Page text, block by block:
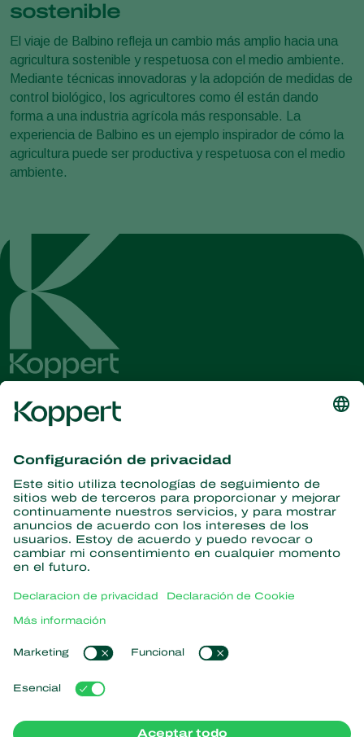
sostenible
El viaje de Balbino refleja un cambio más amplio hacia una
agricultura sostenible y respetuosa con el medio ambiente.
Mediante técnicas innovadoras y la adopción de medidas de
control biológico, los agricultores como él están dando
forma a una industria agrícola más responsable. La
experiencia de Balbino es un ejemplo inspirador de cómo la
agricultura puede ser productiva y respetuosa con el medio
ambiente.
información
Suscríbase aquí
Partners with Nature
Avispas parasitoides
Nematodos benéficos
Microorganismos benéficos
Protección de cultivos
Acerca de Koppert
Noticias e información
Trabajar en Koppert
Contáctanos
Enlaces populares
Experiencias de los usuarios
Koppert Global